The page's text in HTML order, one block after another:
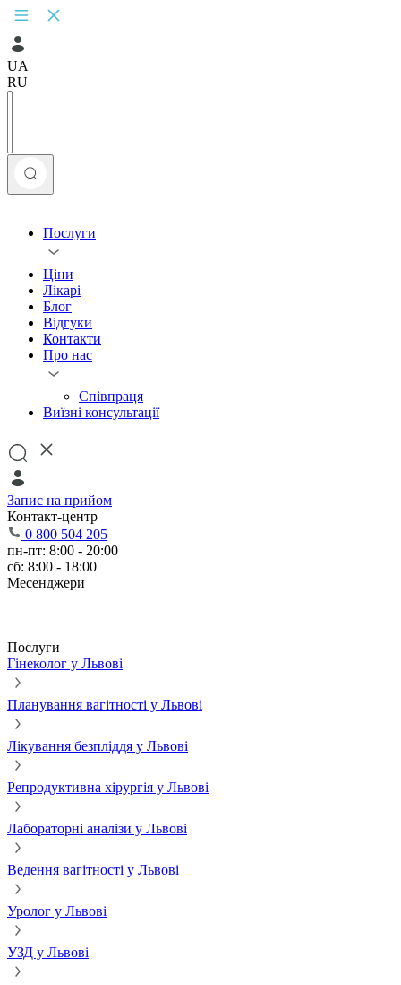
UA
RU
Послуги
Ціни
Лікарі
Блог
Відгуки
Контакти
Про нас
Співпраця
Виїзні консультації
Запис на прийом
Контакт-центр
0 800 504 205
пн-пт: 8:00 - 20:00
сб: 8:00 - 18:00
Месенджери
Послуги
Гінеколог у Львові
Планування вагітності у Львові
Лікування безпліддя у Львові
Репродуктивна хірургія у Львові
Лабораторні аналізи у Львові
Ведення вагітності у Львові
Уролог у Львові
УЗД у Львові